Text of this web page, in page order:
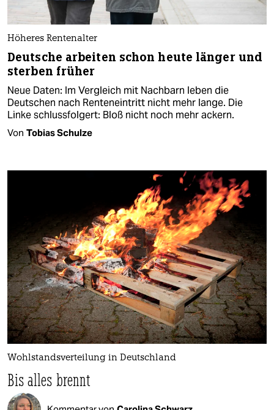
Höheres Rentenalter
Deutsche arbeiten schon heute länger und
sterben früher
Neue Daten: Im Vergleich mit Nachbarn leben die
Deutschen nach Renteneintritt nicht mehr lange. Die
Linke schlussfolgert: Bloß nicht noch mehr ackern.
Von Tobias Schulze
Wohlstandsverteilung in Deutschland
Bis alles brennt